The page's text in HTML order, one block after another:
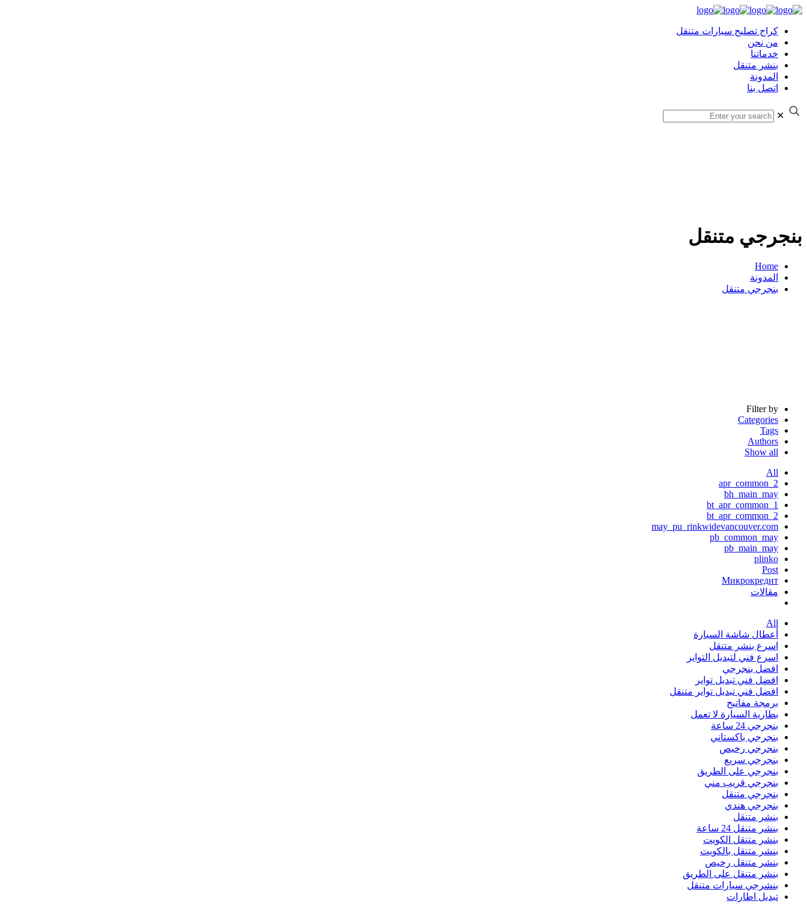
كراج تصليح سيارات متنقل
من نحن
خدماتنا
بنشر متنقل
المدونة
اتصل بنا
✕
بنجرجي متنقل
Home
المدونة
بنجرجي متنقل
Filter by
Categories
Tags
Authors
Show all
All
apr_common_2
bh_main_may
bt_apr_common_1
bt_apr_common_2
may_pu_rinkwidevancouver.com
pb_common_may
pb_main_may
plinko
Post
Микрокредит
مقالات
All
أعطال شاشة السيارة
اسرع بنشر متنقل
اسرع فني لتبديل التواير
افضل بنجرجي
افضل فني تبديل تواير
افضل فني تبديل تواير متنقل
برمجة مفاتيح
بطارية السيارة لا تعمل
بنجرجي 24 ساعة
بنجرجي باكستاني
بنجرجي رخيص
بنجرجي سريع
بنجرجي على الطريق
بنجرجي قريب مني
بنجرجي متنقل
بنجرجي هندي
بنشر متنقل
بنشر متنقل 24 ساعة
بنشر متنقل الكويت
بنشر متنقل بالكويت
بنشر متنقل رخيص
بنشر متنقل على الطريق
بنشرجي سيارات متنقل
تبديل اطارات